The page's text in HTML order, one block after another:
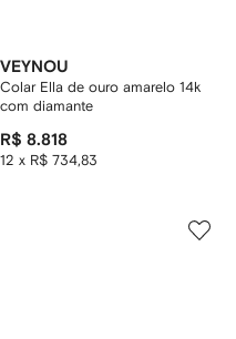
VEYNOU
Colar Ella de ouro amarelo 14k
com diamante
R$ 8.818
12 x R$ 734,83